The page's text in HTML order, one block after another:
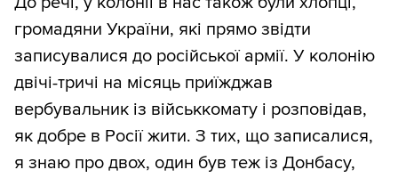
громадяни України, які прямо звідти
записувалися до російської армії. У колонію
двічі-тричі на місяць приїжджав
вербувальник із військкомату і розповідав,
як добре в Росії жити. З тих, що записалися,
я знаю про двох, один був теж із Донбасу,